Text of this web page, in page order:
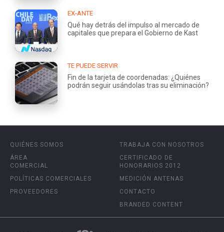
EX-ANTE
Qué hay detrás del impulso al mercado de
capitales que prepara el Gobierno de Kast
TE PUEDE SERVIR
Fin de la tarjeta de coordenadas: ¿Quiénes
podrán seguir usándolas tras su eliminación?
QUIÉNES SOMOS
ÁREA
COMERCIAL
POLÍTICAS COMERCIALES
PROVEEDORES
TRABAJA CON NOSOTROS
CERTIFICADO DE
HONORARIOS 2012
MEDICIÓN ANTENAS
CONTACTO
BRANDED CONTENT